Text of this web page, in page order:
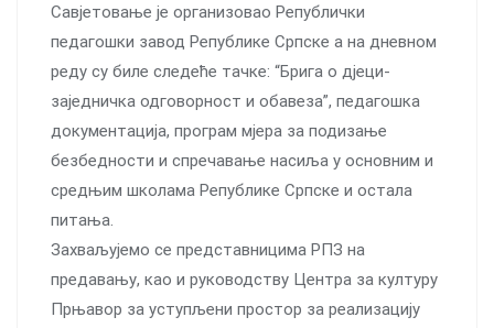
Савјетовање је организовао Републички
педагошки завод Републике Српске а на дневном
реду су биле следеће тачке: “Брига о дјеци-
заједничка одговорност и обавеза”, педагошка
документација, програм мјера за подизање
безбедности и спречавање насиља у основним и
средњим школама Републике Српске и остала
питања.
Захваљујемо се представницима РПЗ на
предавању, као и руководству Центра за културу
Прњавор за уступљени простор за реализацију